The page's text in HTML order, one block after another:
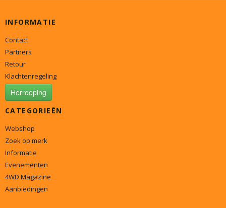
INFORMATIE
Contact
Partners
Retour
Klachtenregeling
Herroeping
CATEGORIEËN
Webshop
Zoek op merk
Informatie
Evenementen
4WD Magazine
Aanbiedingen